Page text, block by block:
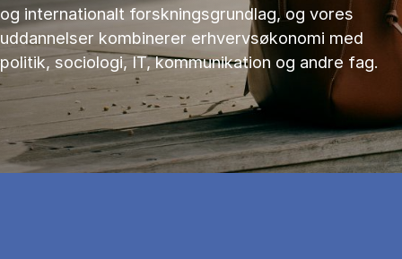
og internationalt forskningsgrundlag, og vores
uddannelser kombinerer erhvervsøkonomi med
politik, sociologi, IT, kommunikation og andre fag.